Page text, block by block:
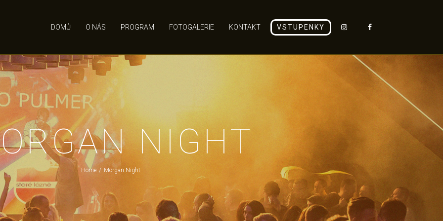
DOMŮ O NÁS PROGRAM FOTOGALERIE KONTAKT VSTUPENKY
NIGHT
Home / Morgan Night